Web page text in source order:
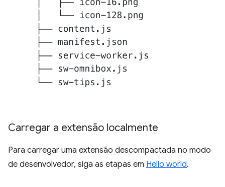
Carregar a extensão localmente
Para carregar uma extensão descompactada no modo
de desenvolvedor, siga as etapas em Hello world.